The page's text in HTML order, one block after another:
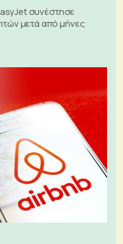
συνέστησε
μετά από μήνες